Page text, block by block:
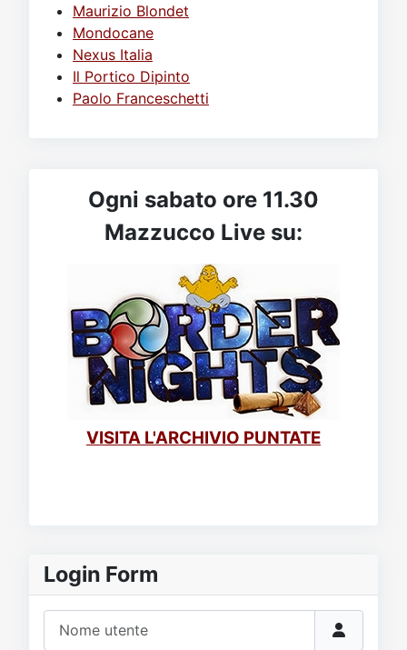
Login Form
Maurizio Blondet
Mondocane
Nexus Italia
Il Portico Dipinto
Paolo Franceschetti
Ogni sabato ore 11.30
Mazzucco Live su:
VISITA L'ARCHIVIO PUNTATE